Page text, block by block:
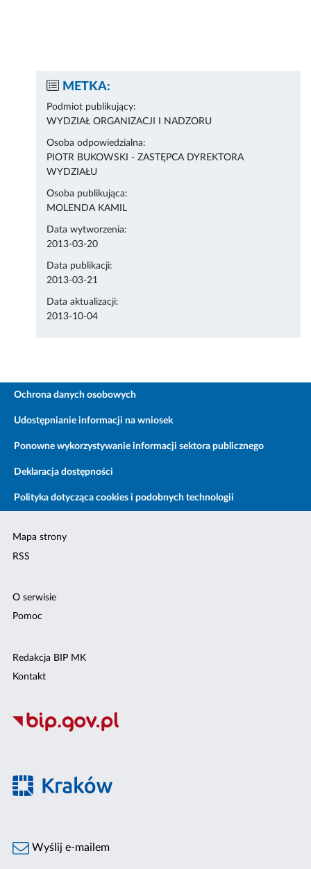
METKA:
Podmiot publikujący:
WYDZIAŁ ORGANIZACJI I NADZORU
Osoba odpowiedzialna:
PIOTR BUKOWSKI - ZASTĘPCA DYREKTORA
WYDZIAŁU
Osoba publikująca:
MOLENDA KAMIL
Data wytworzenia:
2013-03-20
Data publikacji:
2013-03-21
Data aktualizacji:
2013-10-04
Ochrona danych osobowych
Udostępnianie informacji na wniosek
Ponowne wykorzystywanie informacji sektora publicznego
Deklaracja dostępności
Polityka dotycząca cookies i podobnych technologii
Mapa strony
RSS
O serwisie
Pomoc
Redakcja BIP MK
Kontakt
Wyślij e-mailem